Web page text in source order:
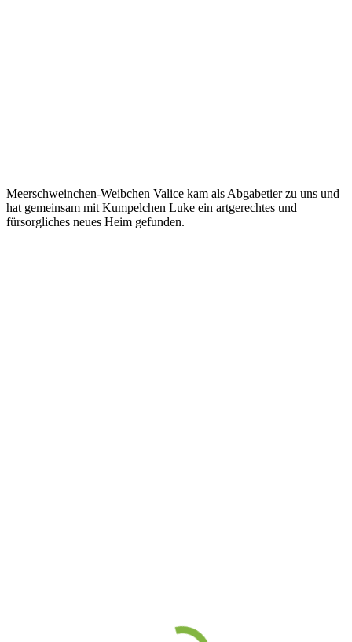
Meerschweinchen-Weibchen Valice kam als Abgabetier zu uns und
hat gemeinsam mit Kumpelchen Luke ein artgerechtes und
fürsorgliches neues Heim gefunden.